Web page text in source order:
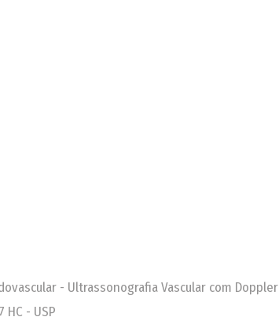
- Ultrassonografia Vascular com Doppler
HC - USP